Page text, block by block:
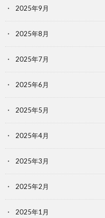
2025年9月
2025年8月
2025年7月
2025年6月
2025年5月
2025年4月
2025年3月
2025年2月
2025年1月